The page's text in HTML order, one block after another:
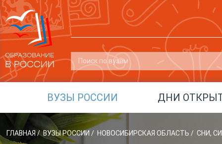
ВУЗЫ РОССИИ ДНИ
ГЛАВНАЯ/ ВУЗЫ РОССИИ / НОВОСИБИРСКАЯ ОБЛАСТЬ / СНИ,